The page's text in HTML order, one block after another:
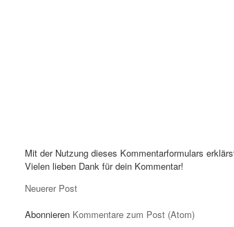
Mit der Nutzung dieses Kommentarformulars
Vielen lieben Dank für dein Kommentar!
Neuerer Post
Abonnieren Kommentare zum Post (Atom)